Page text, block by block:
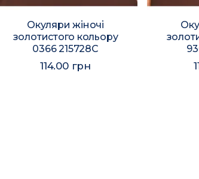
Окуляри жіночі
золотистого кольору
0366 215728C
114.00 грн